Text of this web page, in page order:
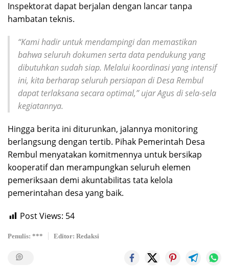
Inspektorat dapat berjalan dengan lancar tanpa
hambatan teknis.
“Kami hadir untuk mendampingi dan memastikan
bahwa seluruh dokumen serta data pendukung yang
dibutuhkan sudah siap. Melalui koordinasi yang intensif
ini, kita berharap seluruh persiapan di Desa Rembul
dapat terlaksana secara optimal,” ujar Agus di sela-sela
kegiatannya.
Hingga berita ini diturunkan, jalannya monitoring
berlangsung dengan tertib. Pihak Pemerintah Desa
Rembul menyatakan komitmennya untuk bersikap
kooperatif dan merampungkan seluruh elemen
pemeriksaan demi akuntabilitas tata kelola
pemerintahan desa yang baik.
Post Views: 54
Penulis: *** Editor: Redaksi